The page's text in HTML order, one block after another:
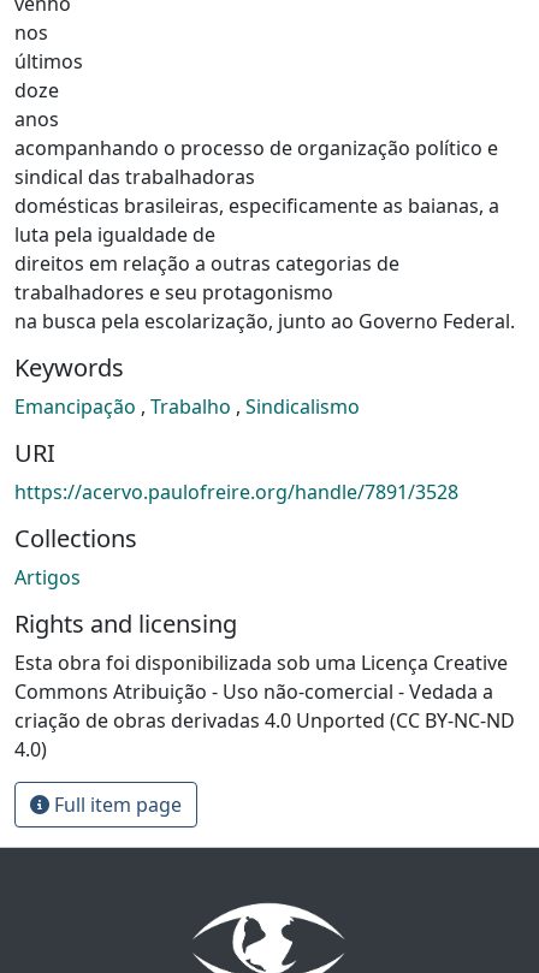
nos
últimos
doze
anos
acompanhando o processo de organização político e
sindical das trabalhadoras
domésticas brasileiras, especificamente as baianas, a
luta pela igualdade de
direitos em relação a outras categorias de
trabalhadores e seu protagonismo
na busca pela escolarização, junto ao Governo Federal.
Keywords
Emancipação , Trabalho , Sindicalismo
URI
https://acervo.paulofreire.org/handle/7891/3528
Collections
Artigos
Rights and licensing
Esta obra foi disponibilizada sob uma Licença Creative
Commons Atribuição - Uso não-comercial - Vedada a
criação de obras derivadas 4.0 Unported (CC BY-NC-ND
4.0)
Full item page